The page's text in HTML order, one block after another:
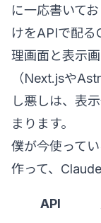
に一応書いて
けをAPIで配
理画面と表示
（Next.jsや
し悪しは、表
まります。
僕が今使って
作って、
API